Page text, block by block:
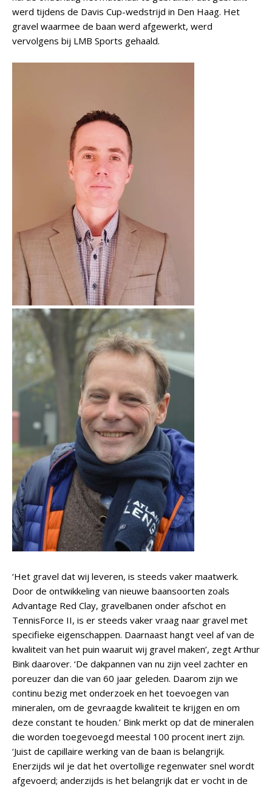
werd tijdens de Davis Cup-wedstrijd in Den Haag. Het
gravel waarmee de baan werd afgewerkt, werd
vervolgens bij LMB Sports gehaald.
‘Het gravel dat wij leveren, is steeds vaker maatwerk.
Door de ontwikkeling van nieuwe baansoorten zoals
Advantage Red Clay, gravelbanen onder afschot en
TennisForce II, is er steeds vaker vraag naar gravel met
specifieke eigenschappen. Daarnaast hangt veel af van de
kwaliteit van het puin waaruit wij gravel maken’, zegt Arthur
Bink daarover. ‘De dakpannen van nu zijn veel zachter en
poreuzer dan die van 60 jaar geleden. Daarom zijn we
continu bezig met onderzoek en het toevoegen van
mineralen, om de gevraagde kwaliteit te krijgen en om
deze constant te houden.’ Bink merkt op dat de mineralen
die worden toegevoegd meestal 100 procent inert zijn.
‘Juist de capillaire werking van de baan is belangrijk.
Enerzijds wil je dat het overtollige regenwater snel wordt
afgevoerd; anderzijds is het belangrijk dat er vocht in de